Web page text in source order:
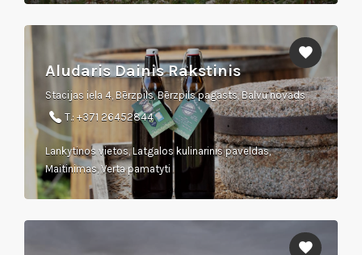
Aludaris Dainis Rakstinis
Stacijas iela 4, Bērzpils, Bērzpils pagasts, Balvu novads
T.: +371 26452844
Lankytinos vietos, Latgalos kulinarinis paveldas,
Maitinimas, Verta pamatyti